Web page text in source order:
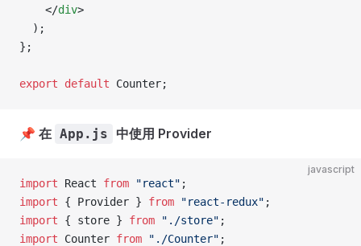
    </
div>
  );
};
export default Counter;
📌 在 App.js 中使用 Provider
javascript
import React from "react" ;
import { Provider } from "react-redux" ;
import { store } from "./store" ;
import Counter from "./Counter" ;